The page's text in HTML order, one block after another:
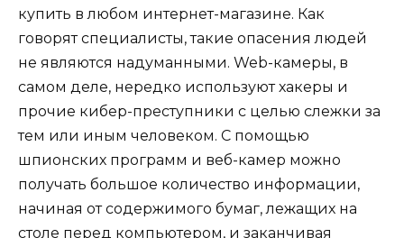
купить в любом интернет-магазине. Как
говорят специалисты, такие опасения людей
не являются надуманными. Web-камеры, в
самом деле, нередко используют хакеры и
прочие кибер-преступники с целью слежки за
тем или иным человеком. С помощью
шпионских программ и веб-камер можно
получать большое количество информации,
начиная от содержимого бумаг, лежащих на
столе перед компьютером, и заканчивая